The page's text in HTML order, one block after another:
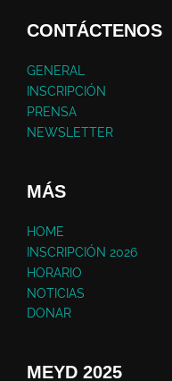
CONTÁCTENOS
GENERAL
INSCRIPCIÓN
PRENSA
NEWSLETTER
MÁS
HOME
INSCRIPCIÓN 2026
HORARIO
NOTICIAS
DONAR
MEYD 2025